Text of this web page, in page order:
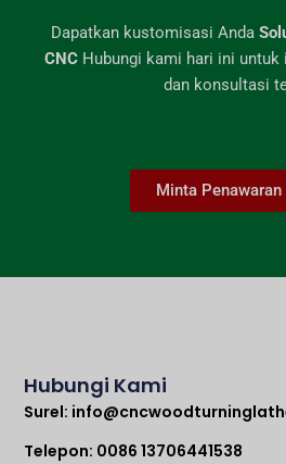
Dapatkan kustomisasi Anda
CNCHubungi kami hari ini untuk
dan konsultasi
Minta Penawaran
Hubungi Kami
Surel:
Telepon: 0086 13706441538